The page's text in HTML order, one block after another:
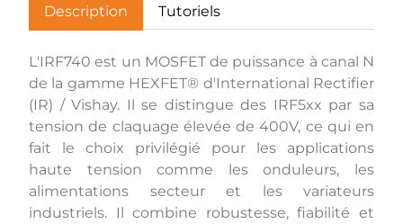
Description Tutoriels
L'IRF740 est un MOSFET de puissance à canal N
de la gamme HEXFET® d'International Rectifier
(IR) / Vishay. Il se distingue des IRF5xx par sa
tension de claquage élevée de 400V, ce qui en
fait le choix privilégié pour les applications
haute tension comme les onduleurs, les
alimentations secteur et les variateurs
industriels. Il combine robustesse, fiabilité et